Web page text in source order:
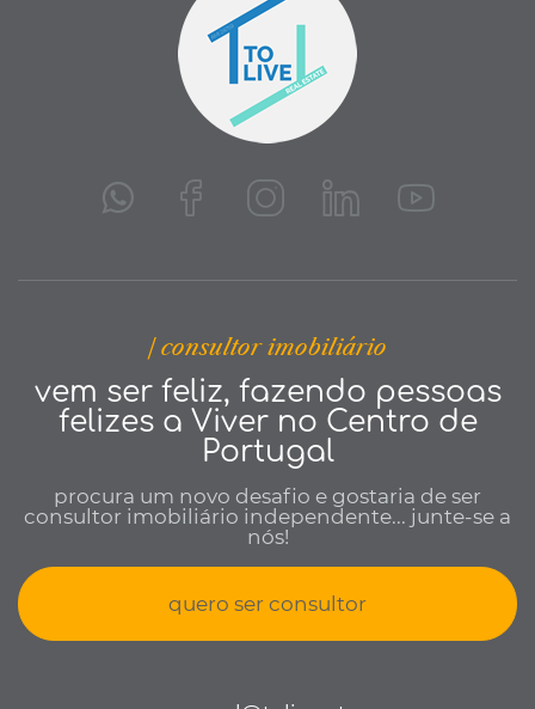
| consultor imobiliário
vem ser feliz, fazendo pessoas
felizes a Viver no Centro de
Portugal
procura um novo desafio e gostaria de ser
consultor imobiliário independente... junte-se a
nós!
quero ser consultor